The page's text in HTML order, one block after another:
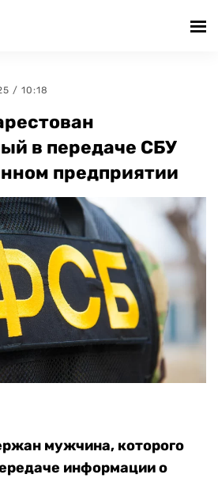
/ 10:18
в передаче СБУ
предприятии
мужчина, которого
информации о